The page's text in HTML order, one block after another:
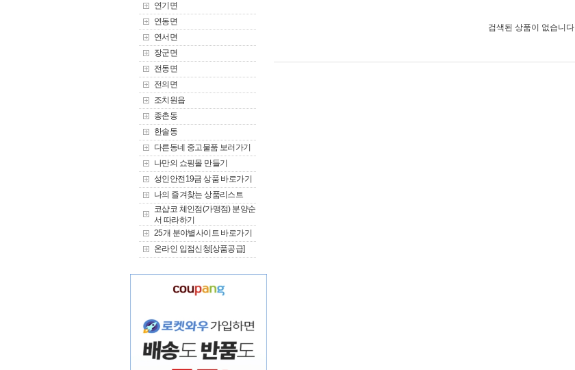
연기면
연동면
연서면
장군면
전동면
전의면
조치원읍
종촌동
한솔동
다른동네 중고물품 보러가기
나만의 쇼핑몰 만들기
성인안전19금 상품 바로가기
나의 즐겨찾는 상품리스트
코샵코 체인점(가맹점) 분양순
서 따라하기
25개 분야별사이트 바로가기
온라인 입점신청[상품공급]
검색된 상품이 없습니